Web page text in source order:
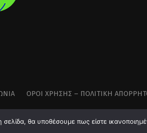
ΌΡΟΙ ΧΡΉΣΗΣ – ΠΟΛΙΤΙΚΉ
θα υποθέσουμε πως είστε